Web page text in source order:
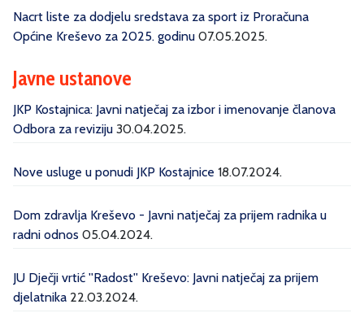
Nacrt liste za dodjelu sredstava za sport iz Proračuna
Općine Kreševo za 2025. godinu 07.05.2025.
Javne ustanove
JKP Kostajnica: Javni natječaj za izbor i imenovanje članova
Odbora za reviziju 30.04.2025.
Nove usluge u ponudi JKP Kostajnice 18.07.2024.
Dom zdravlja Kreševo - Javni natječaj za prijem radnika u
radni odnos 05.04.2024.
JU Dječji vrtić ''Radost'' Kreševo: Javni natječaj za prijem
djelatnika 22.03.2024.